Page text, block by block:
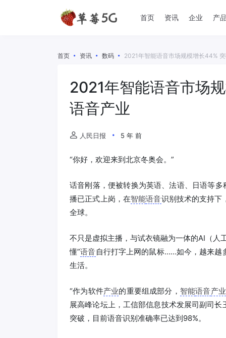
首页 资讯 企业 产品
首页 资讯 数码 2021年智能语音市场规模增长44%
2021年智能语音市场
语音产业
人民日报 5 年 前
“你好，欢迎来到北京冬奥会。”
话音刚落，便被转换为英语、法语、日语等
播已正式上岗，在智能语音识别技术的支持下
全球。
不只是虚拟主播，与试衣镜融为一体的AI（人
懂”语音自行打字上网的鼠标……如今，越来越
生活。
“作为软件产业的重要组成部分， 智能语音产业
展高峰论坛上，工信部信息技术发展司副司
突破，目前语音识别准确率已达到98%。